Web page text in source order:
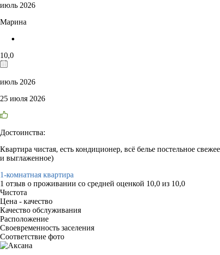
июль 2026
Марина
10,0
июль 2026
25 июля 2026
Достоинства:
Квартира чистая, есть кондиционер, всё белье постельное свежее
и выглаженное)
1-комнатная квартира
1 отзыв о проживании со средней оценкой 10,0 из 10,0
Чистота
Цена - качество
Качество обслуживания
Расположение
Своевременность заселения
Соответствие фото